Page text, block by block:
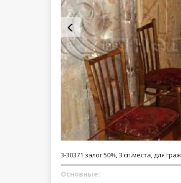
3-30371 залог 50%, 3 сп.места, для
Основные: